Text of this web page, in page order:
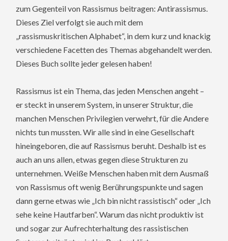
zum Gegenteil von Rassismus beitragen: Antirassismus.
Dieses Ziel verfolgt sie auch mit dem
„rassismuskritischen Alphabet“, in dem kurz und knackig
verschiedene Facetten des Themas abgehandelt werden.
Dieses Buch sollte jeder gelesen haben!
Rassismus ist ein Thema, das jeden Menschen angeht –
er steckt in unserem System, in unserer Struktur, die
manchen Menschen Privilegien verwehrt, für die Andere
nichts tun mussten. Wir alle sind in eine Gesellschaft
hineingeboren, die auf Rassismus beruht. Deshalb ist es
auch an uns allen, etwas gegen diese Strukturen zu
unternehmen. Weiße Menschen haben mit dem Ausmaß
von Rassismus oft wenig Berührungspunkte und sagen
dann gerne etwas wie „Ich bin nicht rassistisch“ oder „Ich
sehe keine Hautfarben“. Warum das nicht produktiv ist
und sogar zur Aufrechterhaltung des rassistischen